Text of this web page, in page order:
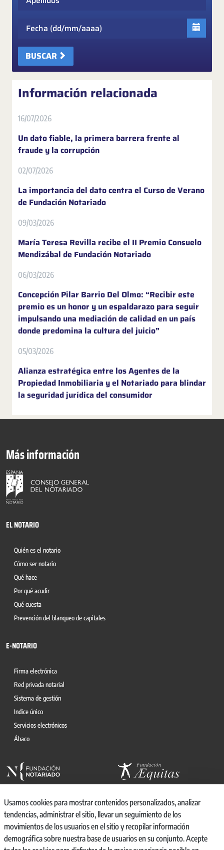
BUSCAR
Información relacionada
16/07/2026
Un dato fiable, la primera barrera frente al
fraude y la corrupción
02/07/2026
La importancia del dato centra el Curso de Verano
de Fundación Notariado
09/03/2026
María Teresa Revilla recibe el II Premio Consuelo
Mendizábal de Fundación Notariado
06/03/2026
Concepción Pilar Barrio Del Olmo: “Recibir este
premio es un honor y un espaldarazo para seguir
impulsando una mediación de calidad en un país
donde predomina la cultura del juicio”
05/03/2026
Alianza estratégica entre los Agentes de la
Propiedad Inmobiliaria y el Notariado para blindar
la seguridad jurídica del consumidor
Más información
EL NOTARIO
Quién es el notario
Cómo ser notario
Qué hace
Por qué acudir
Qué cuesta
Prevención del blanqueo de capitales
E-NOTARIO
Firma electrónica
Red privada notarial
Sistema de gestión
Indice único
Servicios electrónicos
Ábaco
© 2026, CONSEJO GENERAL DEL NOTARIO
CANAL INTERNO DE INFORMACIÓN
Usamos cookies para mostrar contenidos personalizados, analizar
tendencias, administrar el sitio, llevar un seguimiento de los
movimientos de los usuarios en el sitio y recopilar información
demográfica sobre nuestra base de usuarios en su conjunto. Acepte